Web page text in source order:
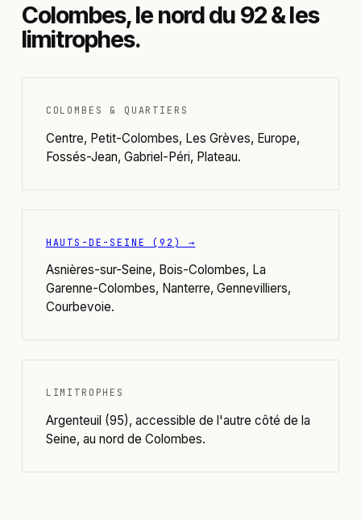
Colombes, le nord du 92 & les
limitrophes.
COLOMBES & QUARTIERS
Centre, Petit-Colombes, Les Grèves, Europe,
Fossés-Jean, Gabriel-Péri, Plateau.
HAUTS-DE-SEINE (92) →
Asnières-sur-Seine, Bois-Colombes, La
Garenne-Colombes, Nanterre, Gennevilliers,
Courbevoie.
LIMITROPHES
Argenteuil (95), accessible de l'autre côté de la
Seine, au nord de Colombes.